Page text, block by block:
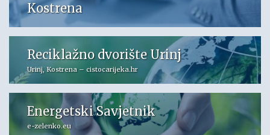
Kostrena
Reciklažno dvorište Urinj
Urinj, Kostrena – cistocarijeka.hr
Energetski Savjetnik
e-zelenko.eu